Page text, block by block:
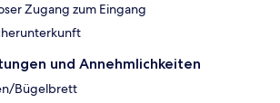
Zugang zum Eingang
und Annehmlichkeiten
Bügelbrett